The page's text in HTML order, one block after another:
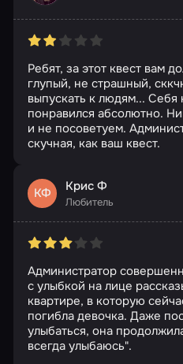
Ребят, за этот квест вам
глупый, не страшный,
выпускать к людям... Себя
понравился абсолютно.
и не посоветуем.
скучная, как ваш квест.
КФ Крис Ф
Любитель
Администратор
с улыбкой на лице
квартире, в которую
погибла девочка. Даже
улыбаться, она
всегда улыбаюсь".